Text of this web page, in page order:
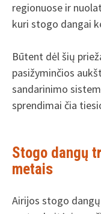
regionuose ir
kuri stogo dangai
Būtent dėl šių
pasižyminčios
sandarinimo
sprendimai čia
Stogo dangų
metais
Airijos stogo